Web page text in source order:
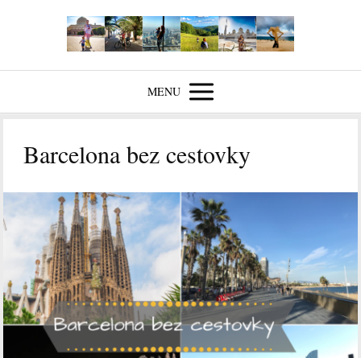
MENU
Barcelona bez cestovky